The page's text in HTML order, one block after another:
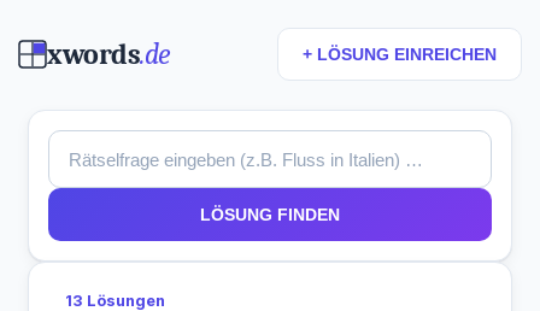
xwords.de + LÖSUNG EINREICHEN
LÖSUNG FINDEN
13 Lösungen